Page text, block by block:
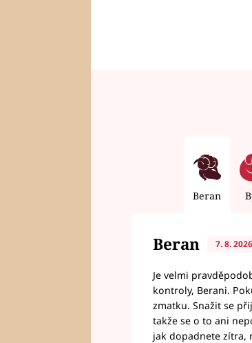
Beran
Beran 7. 8. 2026
Je velmi
kontroly, Berani.
zmatku. Snažit se
takže se o to ani
jak dopadnete zítra,